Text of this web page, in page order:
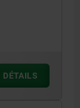
DÉTAILS